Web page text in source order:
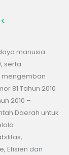
manusia
serta
mengemban
81 Tahun 2010
2010 –
Daerah untuk
Efisien dan